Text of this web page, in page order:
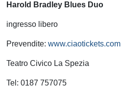
Harold Bradley Blues Duo
ingresso libero
Prevendite:www.ciaotickets.com
Teatro Civico La Spezia
Tel: 0187 757075